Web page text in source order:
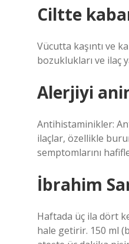
Ciltte
Vücutta kaşıntı ve
bozuklukları ve ilaç
Alerjiyi
Antihistaminikler:
ilaçlar, özellikle
semptomlarını
İbrahim
Haftada üç ila dört
hale getirir. 150 ml